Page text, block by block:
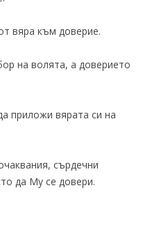
вяра към доверие.
на волята, а доверието
приложи вярата си на
сърдечни
да Му се довери.